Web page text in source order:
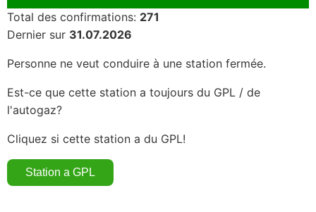
Total des confirmations: 271
Dernier sur 31.07.2026
Personne ne veut conduire à une station fermée.
Est-ce que cette station a toujours du GPL / de
l'autogaz?
Cliquez si cette station a du GPL!